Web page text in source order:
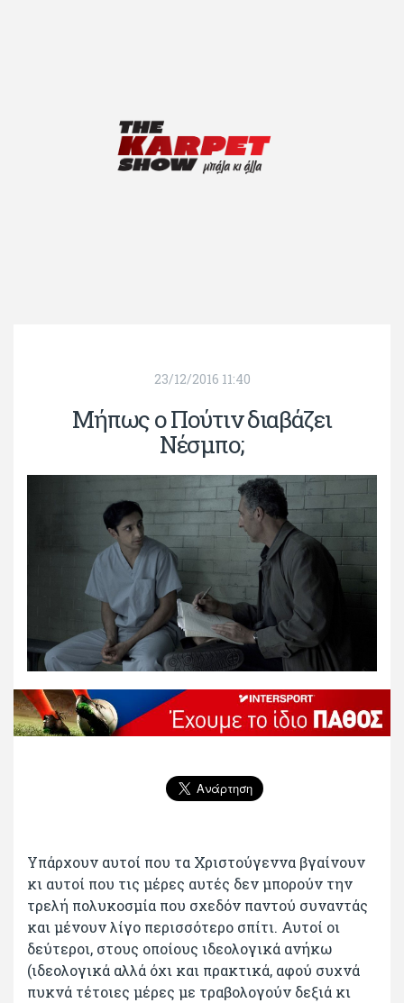
23/12/2016 11:40
Μήπως ο Πούτιν διαβάζει
Νέσμπο;
Υπάρχουν αυτοί που τα Χριστούγεννα βγαίνουν
κι αυτοί που τις μέρες αυτές δεν μπορούν την
τρελή πολυκοσμία που σχεδόν παντού συναντάς
και μένουν λίγο περισσότερο σπίτι. Αυτοί οι
δεύτεροι, στους οποίους ιδεολογικά ανήκω
(ιδεολογικά αλλά όχι και πρακτικά, αφού συχνά
πυκνά τέτοιες μέρες με τραβολογούν δεξιά κι